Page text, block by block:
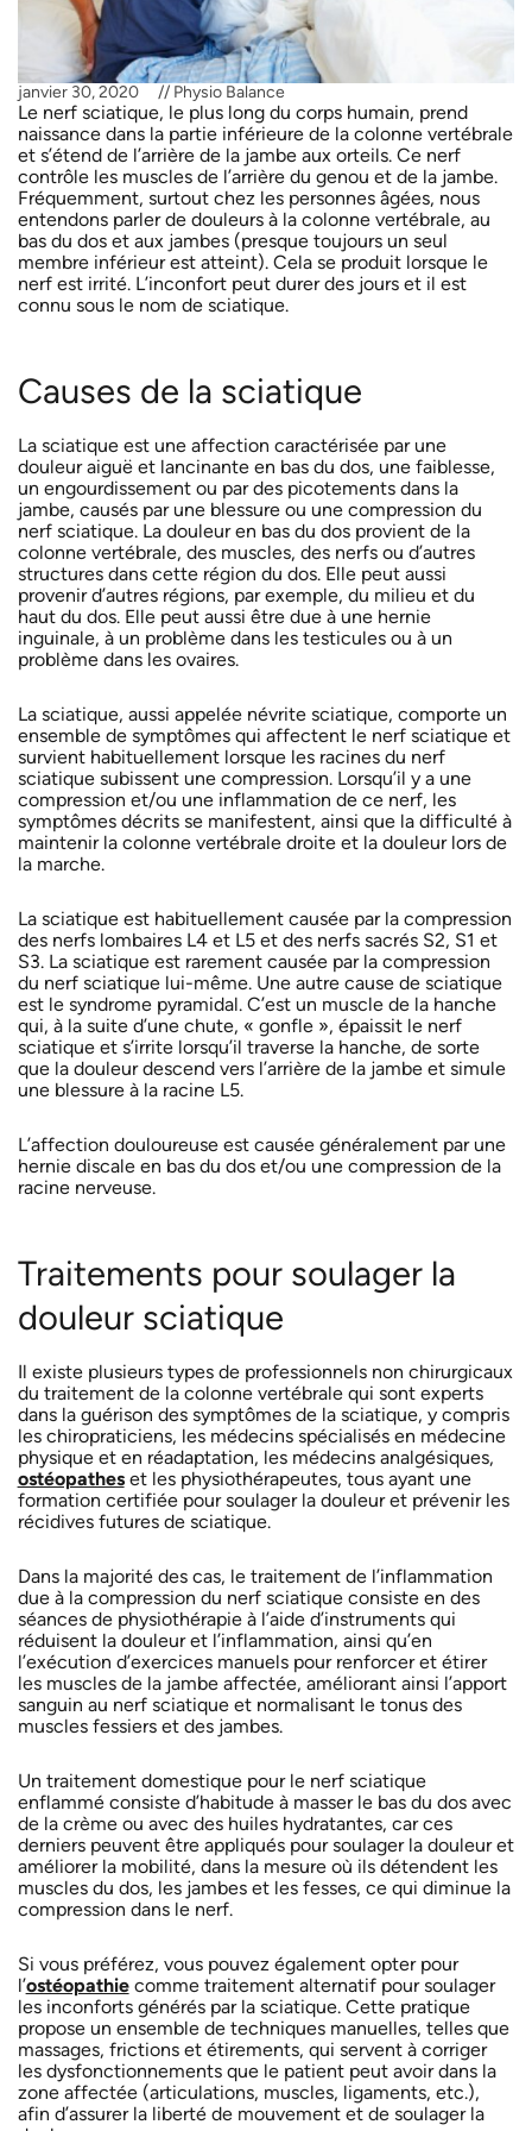
janvier 30, 2020 //Physio Balance
Le nerf sciatique, le plus long du corps humain, prend
naissance dans la partie inférieure de la colonne vertébrale
et s’étend de l’arrière de la jambe aux orteils. Ce nerf
contrôle les muscles de l’arrière du genou et de la jambe.
Fréquemment, surtout chez les personnes âgées, nous
entendons parler de douleurs à la colonne vertébrale, au
bas du dos et aux jambes (presque toujours un seul
membre inférieur est atteint). Cela se produit lorsque le
nerf est irrité. L’inconfort peut durer des jours et il est
connu sous le nom de sciatique.
Causes de la sciatique
La sciatique est une affection caractérisée par une
douleur aiguë et lancinante en bas du dos, une faiblesse,
un engourdissement ou par des picotements dans la
jambe, causés par une blessure ou une compression du
nerf sciatique. La douleur en bas du dos provient de la
colonne vertébrale, des muscles, des nerfs ou d’autres
structures dans cette région du dos. Elle peut aussi
provenir d’autres régions, par exemple, du milieu et du
haut du dos. Elle peut aussi être due à une hernie
inguinale, à un problème dans les testicules ou à un
problème dans les ovaires.
La sciatique, aussi appelée névrite sciatique, comporte un
ensemble de symptômes qui affectent le nerf sciatique et
survient habituellement lorsque les racines du nerf
sciatique subissent une compression. Lorsqu’il y a une
compression et/ou une inflammation de ce nerf, les
symptômes décrits se manifestent, ainsi que la difficulté à
maintenir la colonne vertébrale droite et la douleur lors de
la marche.
La sciatique est habituellement causée par la compression
des nerfs lombaires L4 et L5 et des nerfs sacrés S2, S1 et
S3. La sciatique est rarement causée par la compression
du nerf sciatique lui-même. Une autre cause de sciatique
est le syndrome pyramidal. C’est un muscle de la hanche
qui, à la suite d’une chute, « gonfle », épaissit le nerf
sciatique et s’irrite lorsqu’il traverse la hanche, de sorte
que la douleur descend vers l’arrière de la jambe et simule
une blessure à la racine L5.
L’affection douloureuse est causée généralement par une
hernie discale en bas du dos et/ou une compression de la
racine nerveuse.
Traitements pour soulager la
douleur sciatique
Il existe plusieurs types de professionnels non chirurgicaux
du traitement de la colonne vertébrale qui sont experts
dans la guérison des symptômes de la sciatique, y compris
les chiropraticiens, les médecins spécialisés en médecine
physique et en réadaptation, les médecins analgésiques,
ostéopatheset les physiothérapeutes, tous ayant une
formation certifiée pour soulager la douleur et prévenir les
récidives futures de sciatique.
Dans la majorité des cas, le traitement de l’inflammation
due à la compression du nerf sciatique consiste en des
séances de physiothérapie à l’aide d’instruments qui
réduisent la douleur et l’inflammation, ainsi qu’en
l’exécution d’exercices manuels pour renforcer et étirer
les muscles de la jambe affectée, améliorant ainsi l’apport
sanguin au nerf sciatique et normalisant le tonus des
muscles fessiers et des jambes.
Un traitement domestique pour le nerf sciatique
enflammé consiste d’habitude à masser le bas du dos avec
de la crème ou avec des huiles hydratantes, car ces
derniers peuvent être appliqués pour soulager la douleur et
améliorer la mobilité, dans la mesure où ils détendent les
muscles du dos, les jambes et les fesses, ce qui diminue la
compression dans le nerf.
Si vous préférez, vous pouvez également opter pour
l’ostéopathiecomme traitement alternatif pour soulager
les inconforts générés par la sciatique. Cette pratique
propose un ensemble de techniques manuelles, telles que
massages, frictions et étirements, qui servent à corriger
les dysfonctionnements que le patient peut avoir dans la
zone affectée (articulations, muscles, ligaments, etc.),
afin d’assurer la liberté de mouvement et de soulager la